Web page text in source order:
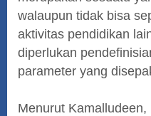
walaupun tidak bisa
aktivitas pendidikan
diperlukan
parameter yang
Menurut